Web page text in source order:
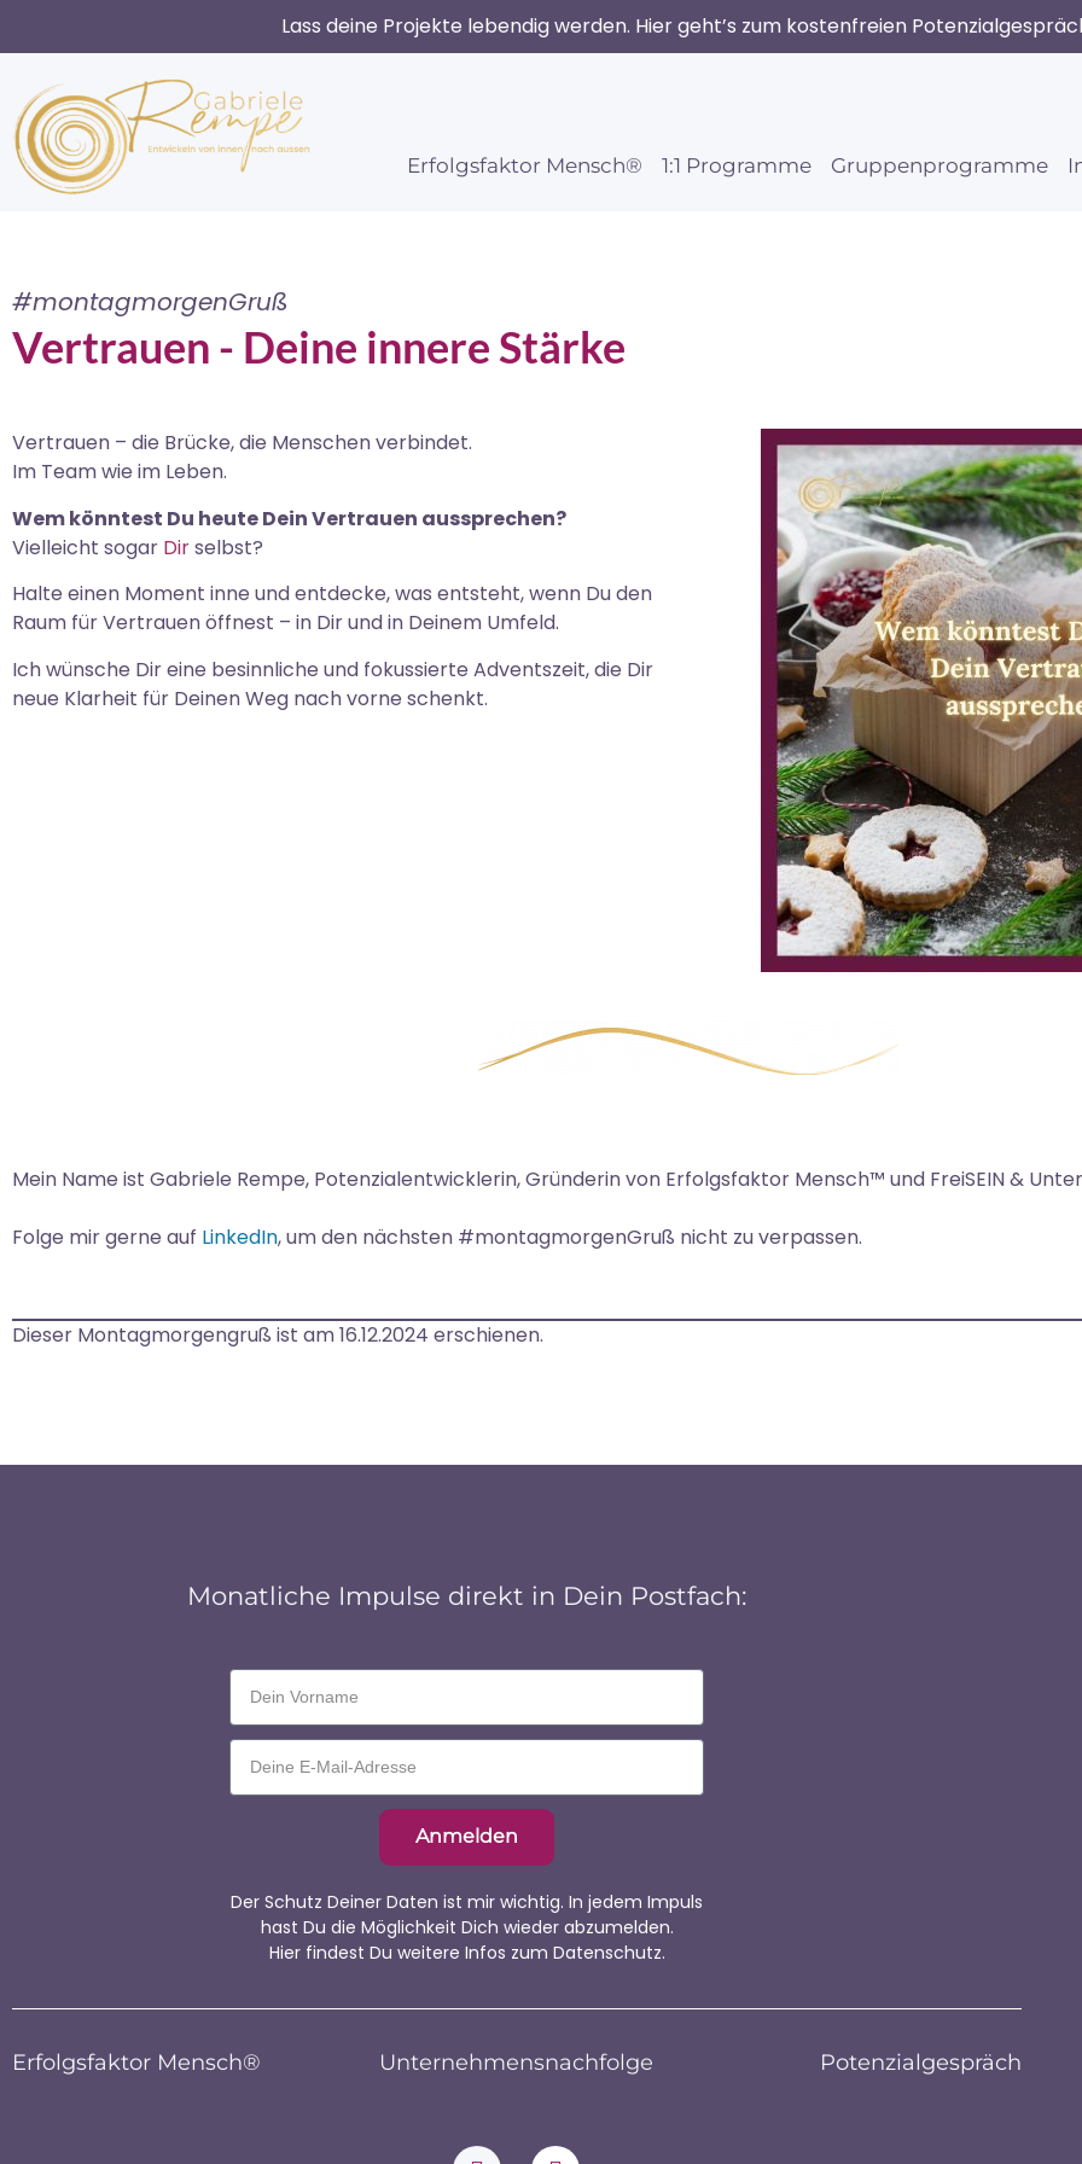
Lass deine Projekte lebendig werden. Hier geht’s zum kostenfreien
Erfolgsfaktor Mensch® 1:1 Programme Gruppenprogramme
#montagmorgenGruß
Vertrauen - Deine innere Stärke
Vertrauen – die Brücke,die Menschen verbindet.
Im Team wie im Leben.
Wem könntest Du heuteDein Vertrauen aussprechen?
Vielleicht sogar Dirselbst?
Halte einen Moment inne und entdecke, was entsteht, wenn Du den
Raum für Vertrauen öffnest – in Dir und in Deinem Umfeld.
Ich wünsche Dir eine besinnliche und fokussierte Adventszeit, die Dir
neue Klarheit für Deinen Weg nach vorne schenkt.
Mein Name ist Gabriele Rempe, Potenzialentwicklerin, Gründerin von Erfolgsfaktor Mensch™ und FreiSEIN &
Folge mir gerne auf LinkedIn, um den nächsten #montagmorgenGruß nicht zu verpassen.
Dieser Montagmorgengruß ist am 16.12.2024 erschienen.
Monatliche Impulse direkt in Dein Postfach:
Anmelden
Der Schutz Deiner Daten ist mir wichtig. In jedem Impuls
hast Du die Möglichkeit Dich wieder abzumelden.
Hierfindest Du weitere Infos zum Datenschutz.
Erfolgsfaktor Mensch® Unternehmensnachfolge Potenzialgespräch